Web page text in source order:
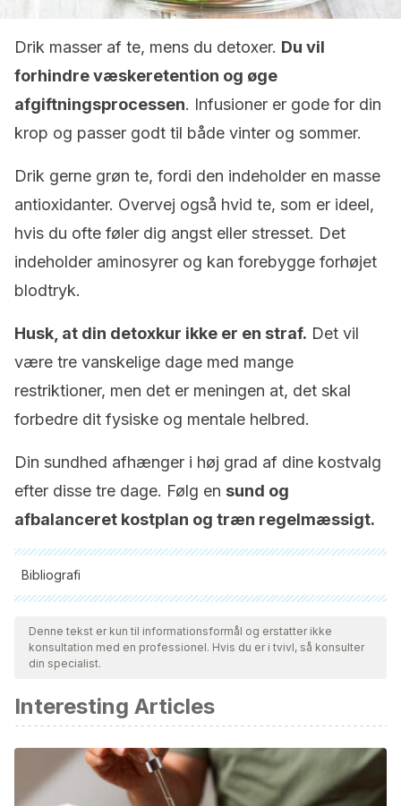
Drik masser af te, mens du detoxer. Du vil
forhindre væskeretention og øge
afgiftningsprocessen. Infusioner er gode for din
krop og passer godt til både vinter og sommer.
Drik gerne grøn te, fordi den indeholder en masse
antioxidanter. Overvej også hvid te, som er ideel,
hvis du ofte føler dig angst eller stresset. Det
indeholder aminosyrer og kan forebygge forhøjet
blodtryk.
Husk, at din detoxkur ikke er en straf. Det vil
være tre vanskelige dage med mange
restriktioner, men det er meningen at, det skal
forbedre dit fysiske og mentale helbred.
Din sundhed afhænger i høj grad af dine kostvalg
efter disse tre dage. Følg en sund og
afbalanceret kostplan og træn regelmæssigt.
Bibliografi
Alle citerede kilder blev grundigt gennemgået af vores team
for at sikre deres kvalitet, pålidelighed, aktualitet og validitet.
Bibliografien i denne artikel blev betragtet som pålidelig og af
Association of UK Dietitians. (mayo de 2022).
diets.https://www.bda.uk.com/resource/detox-diets.html
Mayo Clinic. (12 de octubre de 2022). Agua: ¿cuánto tienes
que beber todos los
Denne tekst er kun til informationsformål og erstatter ikke
konsultation med en professionel. Hvis du er i tvivl, så konsulter
din specialist.
Interesting Articles